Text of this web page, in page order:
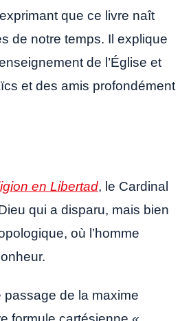
que ce livre naît
de notre temps. Il explique
de l’Église et
et des amis profondément
en Libertad, le Cardinal
qui a disparu, mais bien
où l’homme
de la maxime